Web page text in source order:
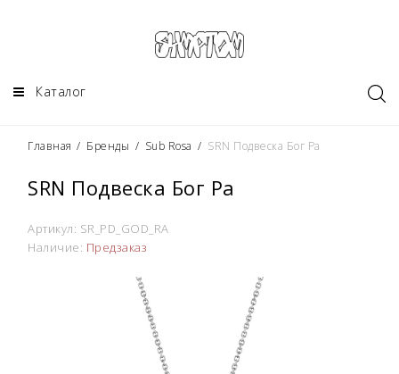
Каталог
Главная / Бренды / Sub Rosa / SRN Подвеска Бог Ра
SRN Подвеска Бог Ра
Артикул: SR_PD_GOD_RA
Наличие: Предзаказ